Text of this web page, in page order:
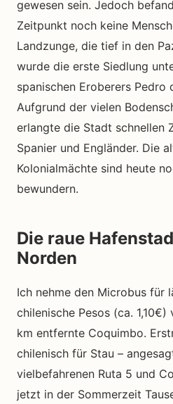
gewesen sein. Jedoch
Zeitpunkt noch keine
Landzunge, die tief in den
wurde die erste Siedlung
spanischen Eroberers Pedro
Aufgrund der vielen
erlangte die Stadt schnellen
Spanier und Engländer. Die
Kolonialmächte sind heute
bewundern.
Die raue
Norden
Ich nehme den Microbus für
chilenische Pesos (ca. 1,10€)
km entfernte Coquimbo.
chilenisch für Stau –
vielbefahrenen Ruta 5 und
jetzt in der Sommerzeit